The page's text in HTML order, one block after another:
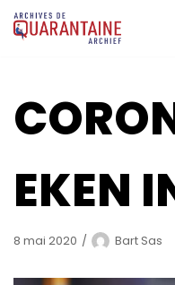
Aller
au
EKEN
8 mai 2020 Bart Sas